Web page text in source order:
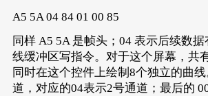
A5 5A 04 84 01 00 85
同样 A5 5A 是帧头；04 表示后续数
线缓冲区写指令。对于这个屏幕，共
同时在这个控件上绘制8个独立的曲
道，对应的04表示2号通道；最后的